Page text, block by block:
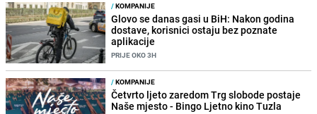
/KOMPANIJE
Glovo se danas gasi u BiH: Nakon godina
dostave, korisnici ostaju bez poznate
aplikacije
PRIJE OKO 3H
/KOMPANIJE
Četvrto ljeto zaredom Trg slobode postaje
Naše mjesto - Bingo Ljetno kino Tuzla